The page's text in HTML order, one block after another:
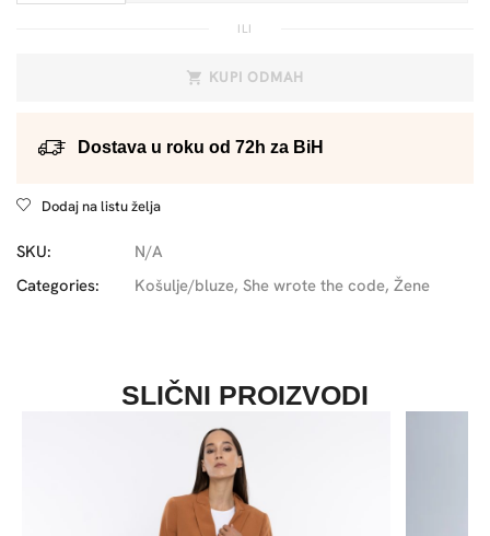
ILI
KUPI ODMAH
Dostava u roku od 72h za BiH
Dodaj na listu želja
SKU:
N/A
Categories:
Košulje/bluze, She wrote the code, Žene
SLIČNI PROIZVODI